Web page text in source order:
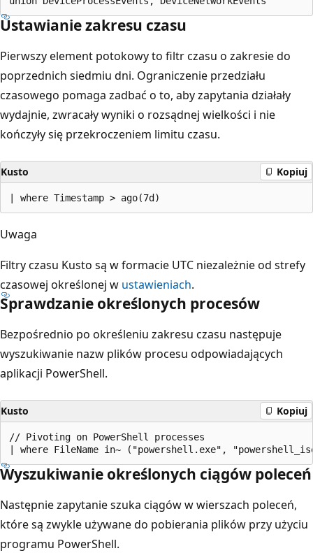
Ustawianie zakresu czasu
Pierwszy element potokowy to filtr czasu o zakresie do
poprzednich siedmiu dni. Ograniczenie przedziału
czasowego pomaga zadbać o to, aby zapytania działały
wydajnie, zwracały wyniki o rozsądnej wielkości i nie
kończyły się przekroczeniem limitu czasu.
Kusto Kopiuj
Uwaga
Filtry czasu Kusto są w formacie UTC niezależnie od strefy
czasowej określonej w ustawieniach.
Sprawdzanie określonych procesów
Bezpośrednio po określeniu zakresu czasu następuje
wyszukiwanie nazw plików procesu odpowiadających
aplikacji PowerShell.
Kusto Kopiuj
// Pivoting on PowerShell processes
Wyszukiwanie określonych ciągów poleceń
Następnie zapytanie szuka ciągów w wierszach poleceń,
które są zwykle używane do pobierania plików przy użyciu
programu PowerShell.